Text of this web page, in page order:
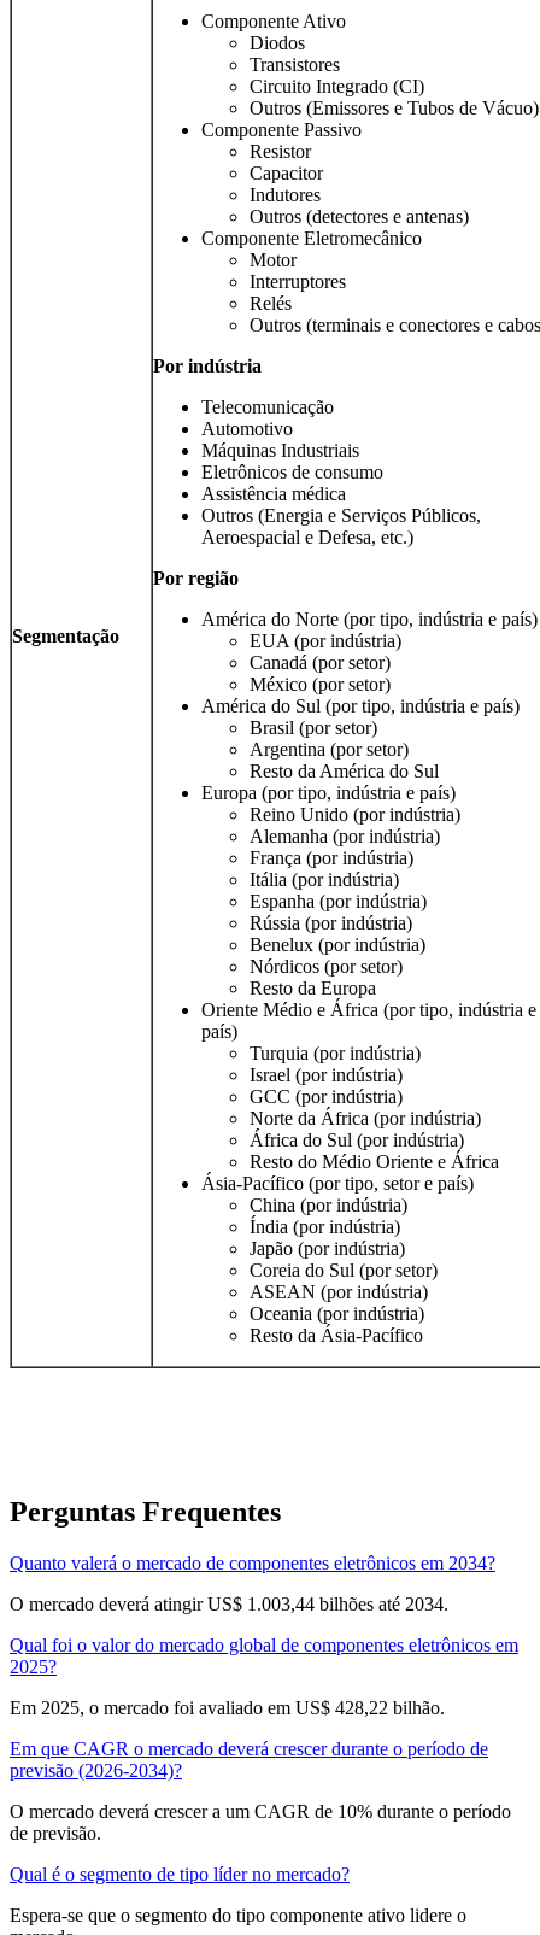
Segmentação
Componente Ativo
Diodos
Transistores
Circuito Integrado (CI)
Outros (Emissores e Tubos de Vácuo)
Componente Passivo
Resistor
Capacitor
Indutores
Outros (detectores e antenas)
Componente Eletromecânico
Motor
Interruptores
Relés
Outros (terminais e conectores e
Por indústria
Telecomunicação
Automotivo
Máquinas Industriais
Eletrônicos de consumo
Assistência médica
Outros (Energia e Serviços Públicos,
Aeroespacial e Defesa, etc.)
Por região
América do Norte (por tipo, indústria e país)
EUA (por indústria)
Canadá (por setor)
México (por setor)
América do Sul (por tipo, indústria e país)
Brasil (por setor)
Argentina (por setor)
Resto da América do Sul
Europa (por tipo, indústria e país)
Reino Unido (por indústria)
Alemanha (por indústria)
França (por indústria)
Itália (por indústria)
Espanha (por indústria)
Rússia (por indústria)
Benelux (por indústria)
Nórdicos (por setor)
Resto da Europa
Oriente Médio e África (por tipo, indústria e
país)
Turquia (por indústria)
Israel (por indústria)
GCC (por indústria)
Norte da África (por indústria)
África do Sul (por indústria)
Resto do Médio Oriente e África
Ásia-Pacífico (por tipo, setor e país)
China (por indústria)
Índia (por indústria)
Japão (por indústria)
Coreia do Sul (por setor)
ASEAN (por indústria)
Oceania (por indústria)
Resto da Ásia-Pacífico
Perguntas Frequentes
Quanto valerá o mercado de componentes eletrônicos em 2034?
O mercado deverá atingir US$ 1.003,44 bilhões até 2034.
Qual foi o valor do mercado global de componentes eletrônicos em
2025?
Em 2025, o mercado foi avaliado em US$ 428,22 bilhão.
Em que CAGR o mercado deverá crescer durante o período de
previsão (2026-2034)?
O mercado deverá crescer a um CAGR de 10% durante o período
de previsão.
Qual é o segmento de tipo líder no mercado?
Espera-se que o segmento do tipo componente ativo lidere o